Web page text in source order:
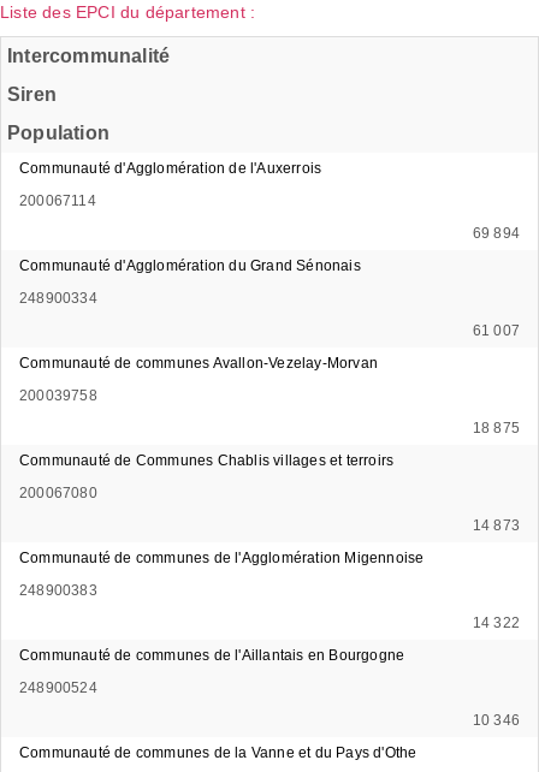
Liste des EPCI du département :
Intercommunalité
Siren
Population
Communauté d'Agglomération de l'Auxerrois
200067114
69 894
Communauté d'Agglomération du Grand Sénonais
248900334
61 007
Communauté de communes Avallon-Vezelay-Morvan
200039758
18 875
Communauté de Communes Chablis villages et terroirs
200067080
14 873
Communauté de communes de l'Agglomération Migennoise
248900383
14 322
Communauté de communes de l'Aillantais en Bourgogne
248900524
10 346
Communauté de communes de la Vanne et du Pays d'Othe